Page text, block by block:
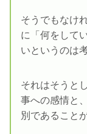
そうでもなけ
に「何をして
いというのは
それはそうと
事への感情と
別であること